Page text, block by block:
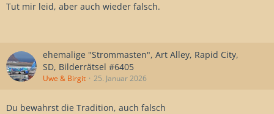
Tut mir leid, aber auch wieder falsch.
ehemalige "Strommasten", Art Alley, Rapid City,
SD, Bilderrätsel #6405
Uwe & Birgit 25. Januar 2026
Du bewahrst die Tradition, auch falsch